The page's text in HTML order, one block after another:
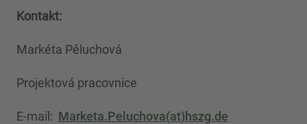
Kontakt:
Markéta Pěluchová
Projektová pracovnice
E-mail: Marketa.Peluchova(at)hszg.de